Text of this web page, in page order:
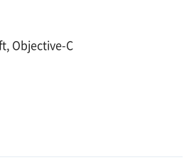
Objective-C